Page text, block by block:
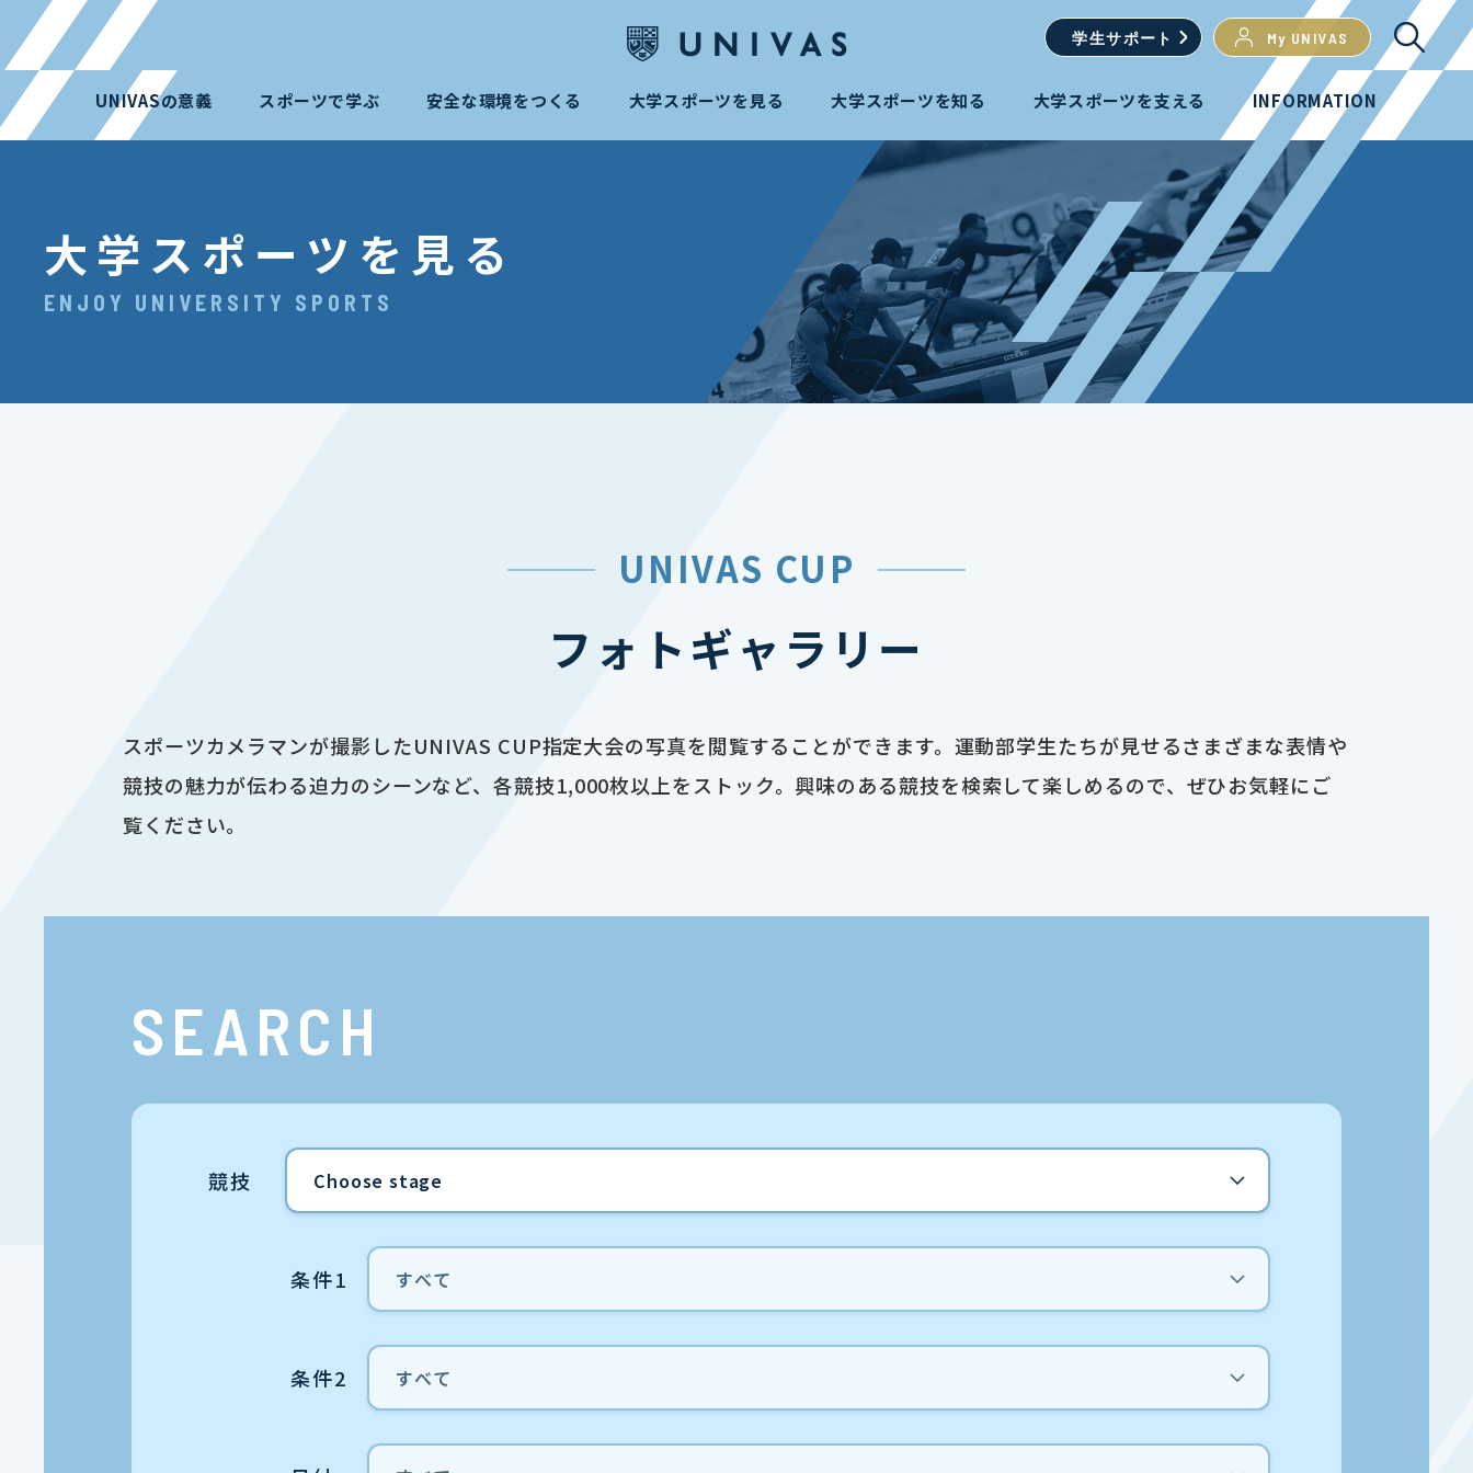
学生サポート My UNIVAS
UNIVASの意義 スポーツで学ぶ 安全な環境をつくる 大学スポーツを見る 大学スポーツを知る 大学スポーツを支える INFORMATION
大学スポーツを見る
ENJOY UNIVERSITY SPORTS
UNIVAS CUP
フォトギャラリー
スポーツカメラマンが撮影したUNIVAS CUP指定大会の写真を閲覧することができます。運動部学生たちが見せるさまざまな表情や
競技の魅力が伝わる迫力のシーンなど、各競技1,000枚以上をストック。興味のある競技を検索して楽しめるので、ぜひお気軽にご
覧ください。
SEARCH
競技
条件1
条件2